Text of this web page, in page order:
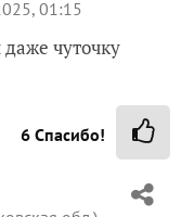
обл.)
садом💚
только-только
про белочку) У
и лапки